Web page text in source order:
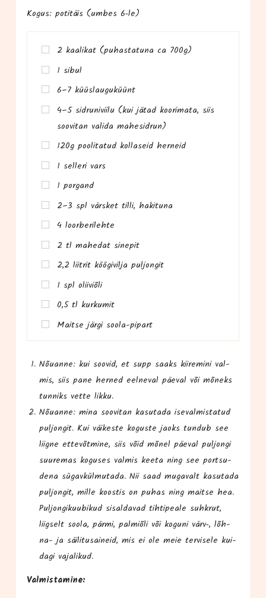
Kogus: poti­täis (umbes 6‑le)
2 kaa­li­kat (puhas­ta­tu­na ca 700g)
1 sibul
6–7 küüs­lau­gu­küünt
4–5 sid­ru­ni­vii­lu (kui jätad koo­ri­ma­ta, siis
soo­vi­tan vali­da mahesidrun)
120g poo­li­ta­tud kol­laseid herneid
1 sel­le­ri vars
1 por­gand
2–3 spl värs­ket til­li, hakituna
4 loor­be­ri­leh­te
2 tl mahe­dat sinepit
2,2 liit­rit köö­gi­vil­ja puljongit
1 spl oliiviõli
0,5 tl kurkumit
Mait­se jär­gi soola-pipart
Nõu­an­ne: kui soo­vid, et supp saaks kii­re­mi­ni val­
mis, siis pane her­ned eel­ne­val päe­val või mõneks
tun­niks vet­te likku.
Nõu­an­ne: mina soo­vi­tan kasu­ta­da ise­val­mis­ta­tud
pul­jon­git. Kui väi­ke­s­te kogus­te jaoks tun­dub see
liig­ne ette­võt­mi­ne, siis võid mõnel päe­val pul­jon­gi
suu­re­mas kogu­ses val­mis kee­ta ning see port­su­
de­na sügav­kül­mu­ta­da. Nii saad muga­valt kasu­ta­da
pul­jon­git, mil­le koos­tis on puhas ning mait­se hea.
Pul­jon­gi­kuu­bi­kud sisal­da­vad tih­ti­pea­le suhk­rut,
liig­selt soo­la, pär­mi, pal­mi­õli või koguni värv‑, lõh­
na- ja säi­li­tus­ai­neid, mis ei ole meie ter­vi­se­le kui­
da­gi vajalikud.
Val­mis­ta­mi­ne: